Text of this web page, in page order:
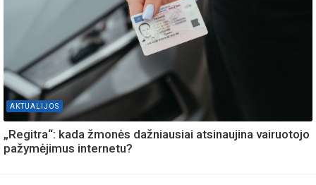
AKTUALIJOS
„Regitra“: kada žmonės dažniausiai atsinaujina vairuotojo
pažymėjimus internetu?